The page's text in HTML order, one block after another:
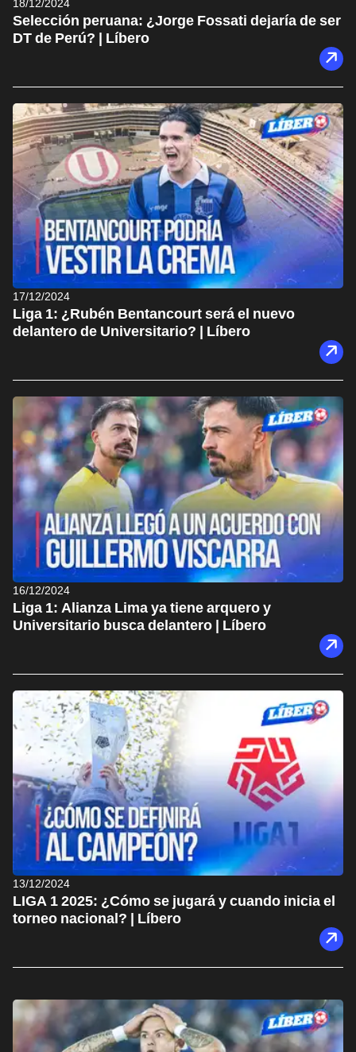
18/12/2024
Selección peruana: ¿Jorge Fossati dejaría de ser
DT de Perú? | Líbero
17/12/2024
Liga 1: ¿Rubén Bentancourt será el nuevo
delantero de Universitario? | Líbero
16/12/2024
Liga 1: Alianza Lima ya tiene arquero y
Universitario busca delantero | Líbero
13/12/2024
LIGA 1 2025: ¿Cómo se jugará y cuando inicia el
torneo nacional? | Líbero